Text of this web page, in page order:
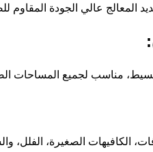
المعالج عالي الجودة المقاوم
مناسب لجميع المساحات
الكافيهات الصغيرة،